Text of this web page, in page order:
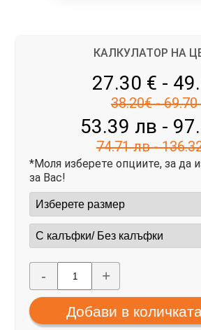
КАЛКУЛАТОР НА
27.30 € -
38.20€ - 69.70
53.39 лв -
74.71 лв -
*Моля изберете опциите, за да
за Вас!
- +